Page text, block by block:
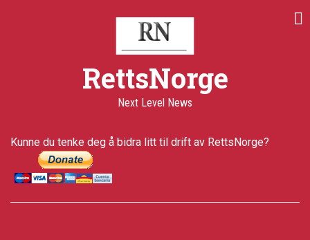
RettsNorge
Next Level News
Kunne du tenke deg å bidra litt til drift av RettsNorge?